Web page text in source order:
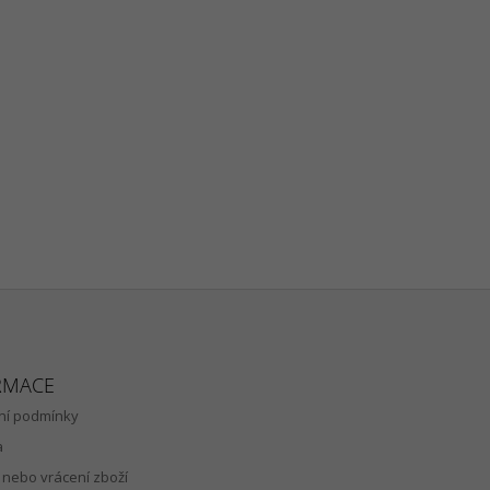
podmínky
vrácení zboží